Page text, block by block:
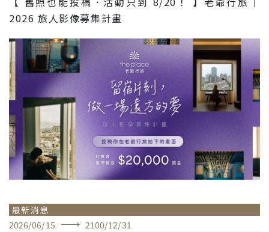
2026 旅人影像募集計畫
最新消息
2026/06/15 2100/12/31